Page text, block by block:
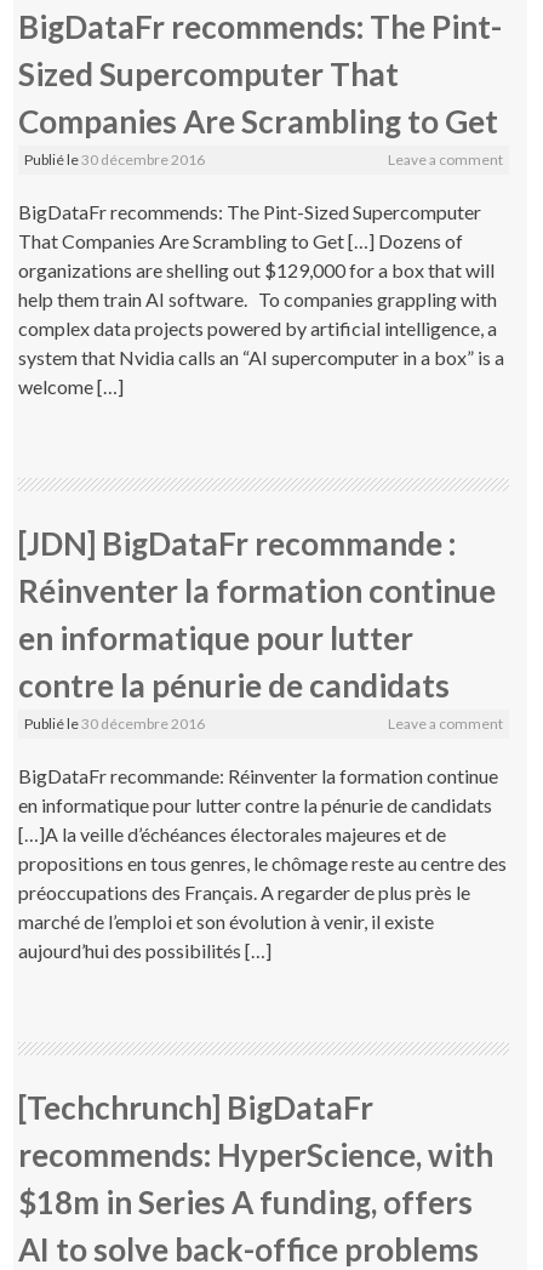
BigDataFr recommends: The Pint-
Sized Supercomputer That
Companies Are Scrambling to Get
Publié le30 décembre 2016 Leave a comment
BigDataFr recommends: The Pint-Sized Supercomputer
That Companies Are Scrambling to Get […] Dozens of
organizations are shelling out $129,000 for a box that will
help them train AI software. To companies grappling with
complex data projects powered by artificial intelligence, a
system that Nvidia calls an “AI supercomputer in a box” is a
welcome […]
[JDN] BigDataFr recommande :
Réinventer la formation continue
en informatique pour lutter
contre la pénurie de candidats
Publié le30 décembre 2016 Leave a comment
BigDataFr recommande: Réinventer la formation continue
en informatique pour lutter contre la pénurie de candidats
[…]A la veille d’échéances électorales majeures et de
propositions en tous genres, le chômage reste au centre des
préoccupations des Français. A regarder de plus près le
marché de l’emploi et son évolution à venir, il existe
aujourd’hui des possibilités […]
[Techchrunch] BigDataFr
recommends: HyperScience, with
$18m in Series A funding, offers
AI to solve back-office problems